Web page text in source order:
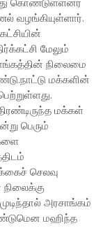
கொண்டுள்ளனர்
வழங்கியுள்ளார்.
மேலும்
நிலைமை
மக்களின்
மக்கள்
பெரும்
செலவு
நிலைக்கு
அரசாங்கம்
மஹிந்த